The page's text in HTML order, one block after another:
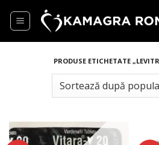
PRODUSE ETICHETATE